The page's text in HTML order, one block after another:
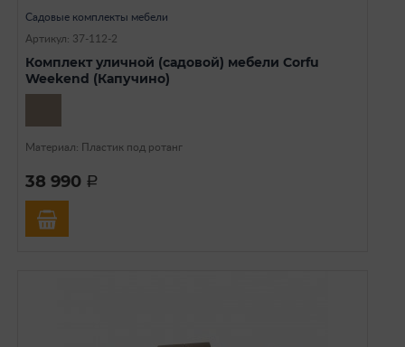
Садовые комплекты мебели
Артикул: 37-112-2
Комплект уличной (садовой) мебели Corfu
Weekend (Капучино)
Материал: Пластик под ротанг
38 990 a